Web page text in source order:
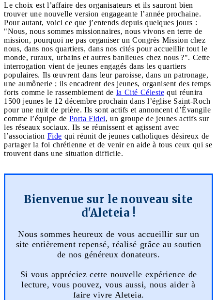
Le choix est l’affaire des organisateurs et ils sauront bien
trouver une nouvelle version engageante l’année prochaine.
Pour autant, voici ce que j’entends depuis quelques jours :
"Nous, nous sommes missionnaires, nous vivons en terre de
mission, pourquoi ne pas organiser un Congrès Mission chez
nous, dans nos quartiers, dans nos cités pour accueillir tout le
monde, ruraux, urbains et autres banlieues chez nous ?". Cette
interrogation vient de jeunes engagés dans les quartiers
populaires. Ils œuvrent dans leur paroisse, dans un patronage,
une aumônerie ; ils encadrent des jeunes, organisent des temps
forts comme le rassemblement de la Cité Céleste qui réunira
1500 jeunes le 12 décembre prochain dans l’église Saint-Roch
pour une nuit de prière. Ils sont actifs et annoncent d’Évangile
comme l’équipe de Porta Fidei, un groupe de jeunes actifs sur
les réseaux sociaux. Ils se réunissent et agissent avec
l’association Fide qui réunit de jeunes catholiques désireux de
partager la foi chrétienne et de venir en aide à tous ceux qui se
trouvent dans une situation difficile.
Bienvenue sur le nouveau site
d'Aleteia !
Nous sommes heureux de vous accueillir sur un
site entièrement repensé, réalisé grâce au soutien
de nos généreux donateurs.
Si vous appréciez cette nouvelle expérience de
lecture, vous pouvez, vous aussi, nous aider à
faire vivre Aleteia.